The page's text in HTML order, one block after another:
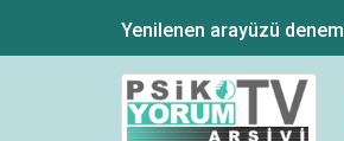
Yenilenen arayüzü